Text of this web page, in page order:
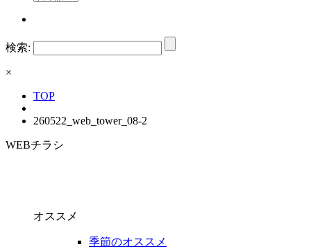
検索:
×
TOP
260522_web_tower_08-2
WEBチラシ
オススメ
季節のオススメ